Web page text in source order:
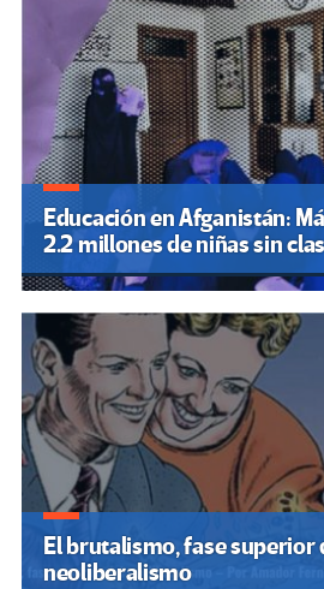
Educación en Afganistán:
2.2 millones de niñas sin
El brutalismo, fase superior
neoliberalismo